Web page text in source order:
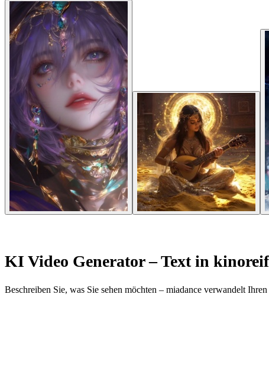
KI Video Generator – Text in
Beschreiben Sie, was Sie sehen möchten – miadance verwandelt